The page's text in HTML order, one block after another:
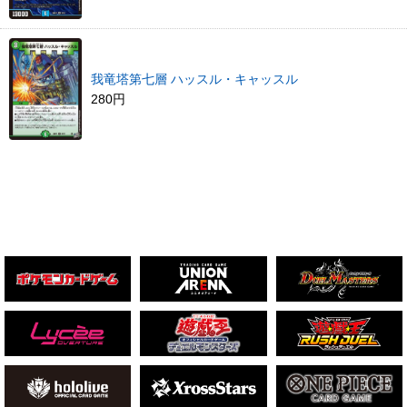
我竜塔第七層 ハッスル・キャッスル
280円